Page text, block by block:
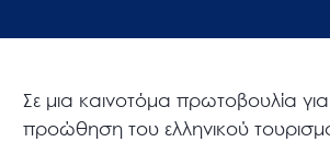
Σε μια καινοτόμα πρωτοβουλία
προώθηση του ελληνικού